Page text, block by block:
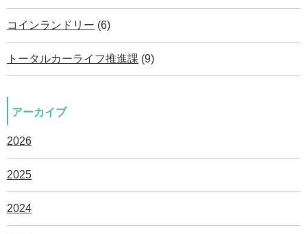
コインランドリー (6)
トータルカーライフ推進課 (9)
アーカイブ
2026
2025
2024